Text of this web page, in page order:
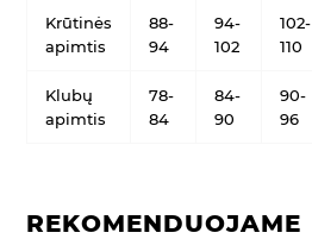
Krūtinės
apimtis
88-
94
94-
102
102-
110
Klubų
apimtis
78-
84
84-
90
90-
96
REKOMENDUOJAME